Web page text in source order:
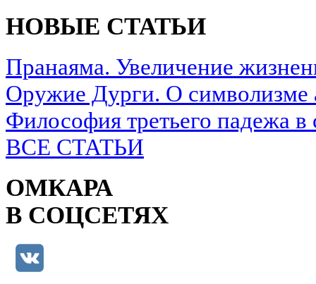
НОВЫЕ СТАТЬИ
Пранаяма. Увеличение
Оружие Дурги. О символизме
Философия третьего падежа в
ВСЕ СТАТЬИ
ОМКАРА
В СОЦСЕТЯХ